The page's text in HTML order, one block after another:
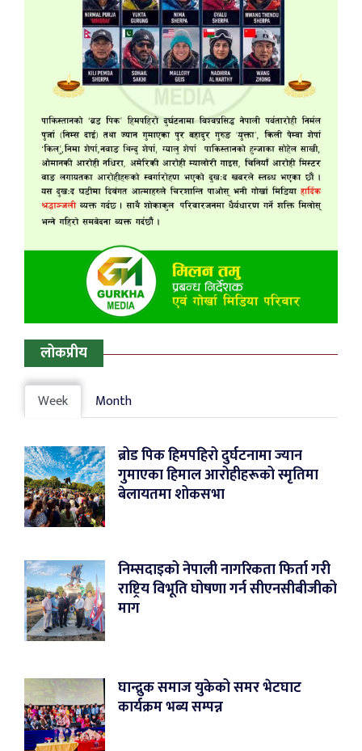
लोकप्रीय
Week Month
ब्रोड पिक हिमपहिरो दुर्घटनामा ज्यान
गुमाएका हिमाल आरोहीहरूको स्मृतिमा
बेलायतमा शोकसभा
निम्सदाइको नेपाली नागरिकता फिर्ता गरी
राष्ट्रिय विभूति घोषणा गर्न सीएनसीबीजीको
माग
घान्द्रुक समाज युकेको समर भेटघाट
कार्यक्रम भब्य सम्पन्न